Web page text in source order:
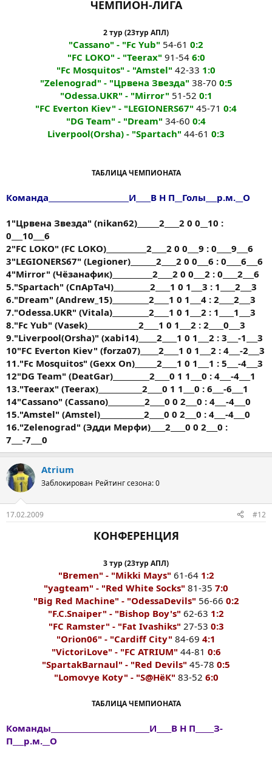
ЧЕМПИОН-ЛИГА
2 тур (23тур АПЛ)
"Cassano" - "Fc Yub" 54-61 0:2
"FC LOKO" - "Teerax" 91-54 6:0
"Fc Mosquitos" - "Amstel" 42-33 1:0
"Zelenograd" - "Црвена Звезда" 38-70 0:5
"Odessa.UKR" - "Mirror" 51-52 0:1
"FC Everton Kiev" - "LEGIONERS67" 45-71 0:4
"DG Team" - "Dream" 34-60 0:4
Liverpool(Orsha) - "Spartach" 44-61 0:3
ТАБЛИЦА ЧЕМПИОНАТА
Команда______________________И____В Н П__Голы___р.м.__О
1"Црвена Звезда" (nikan62)______2____2 0 0__10 :
0___10___6
2"FC LOKO" (FC LOKO)___________2____2 0 0___9 : 0____9___6
3"LEGIONERS67" (Legioner)_______2____2 0 0___6 : 0____6___6
4"Mirror" (Чёзанафик)___________2____2 0 0___2 : 0____2___6
5."Spartach" (СпАрТаЧ)__________2____1 0 1___3 : 1____2___3
6."Dream" (Andrew_15)__________2____1 0 1___4 : 2____2___3
7."Odessa.UKR" (Vitala)__________2____1 0 1___2 : 1____1___3
8."Fc Yub" (Vasek)______________2____1 0 1___2 : 2____0___3
9."Liverpool(Orsha)" (xabi14)_____2____1 0 1___2 : 3___-1___3
10"FC Everton Kiev" (forza07)_____2____1 0 1___2 : 4___-2___3
11."Fc Mosquitos" (Gexx On)______2____1 0 1___1 : 5___-4___3
12"DG Team" (DeatGar)__________2____0 1 1___0 : 4___-4___1
13."Teerax" (Teerax)____________2____0 1 1___0 : 6___-6___1
14"Cassano" (Cassano)__________2____0 0 2___0 : 4___-4___0
15."Amstel" (Amstel)____________2____0 0 2___0 : 4___-4___0
16."Zelenograd" (Эдди Мерфи)____2____0 0 2___0 :
7___-7___0
Atrium
Заблокирован Рейтинг сезона: 0
17.02.2009 #12
КОНФЕРЕНЦИЯ
3 тур (23тур АПЛ)
"Bremen" - "Mikki Mays" 61-64 1:2
"yagteam" - "Red White Socks" 81-35 7:0
"Big Red Machine" - "OdessaDevils" 56-66 0:2
"F.C.Snaiper" - "Bishop Boy's" 62-63 1:2
"FC Ramster" - "Fat Ivashiks" 27-53 0:3
"Orion06" - "Cardiff City" 84-69 4:1
"VictoriLove" - "FC ATRIUM" 44-81 0:6
"SpartakBarnaul" - "Red Devils" 45-78 0:5
"Lomovye Koty" - "S@HёК" 83-52 6:0
ТАБЛИЦА ЧЕМПИОНАТА
Команды___________________________И____В Н П_____З-
П___р.м.__О